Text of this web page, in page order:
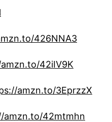
426NNA3
42iIV9K
amzn.to/3EprzzX
amzn.to/42mtmhn